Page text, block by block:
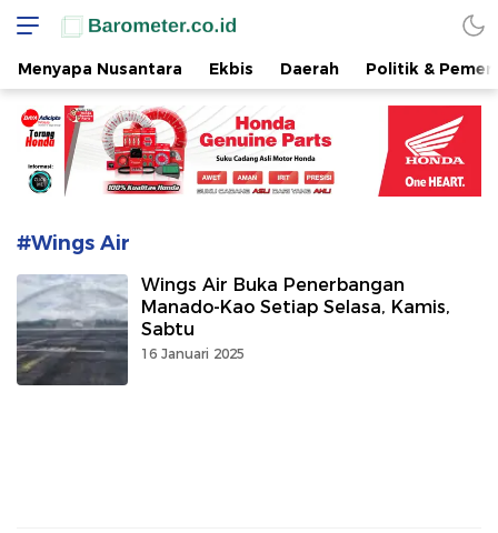
www.barometer.co.id
Berita Terkini di Sulawesi Utara
Menyapa Nusantara Ekbis Daerah Politik &
#Wings Air
Wings Air Buka Penerbangan
Manado-Kao Setiap Selasa, Kamis,
Sabtu
16 Januari 2025